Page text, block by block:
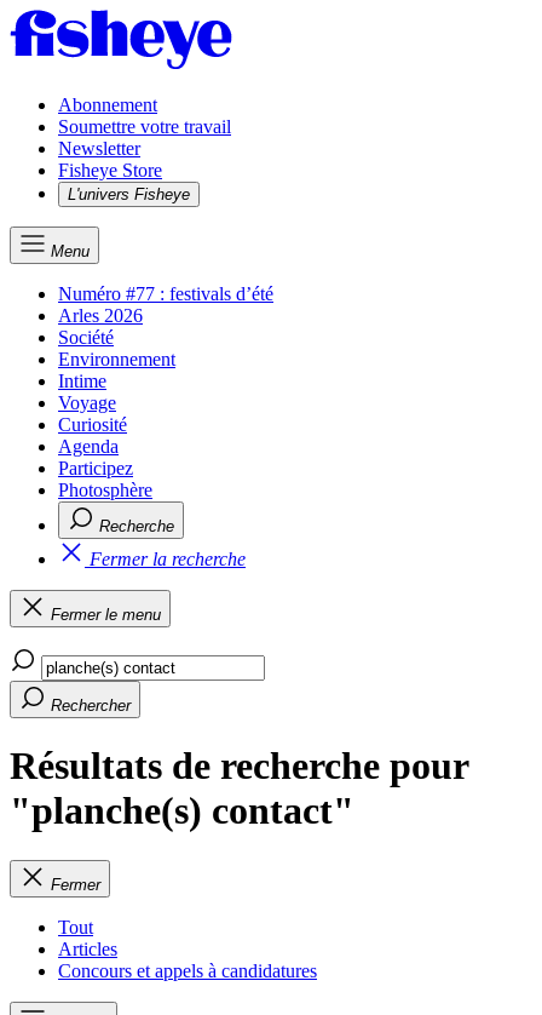
Abonnement
Soumettre votre travail
Newsletter
Fisheye Store
L'univers Fisheye
Menu
Numéro #77 : festivals d’été
Arles 2026
Société
Environnement
Intime
Voyage
Curiosité
Agenda
Participez
Photosphère
Recherche
Fermer la recherche
Fermer le menu
Rechercher
Résultats de recherche pour
"planche(s) contact"
Fermer
Tout
Articles
Concours et appels à candidatures